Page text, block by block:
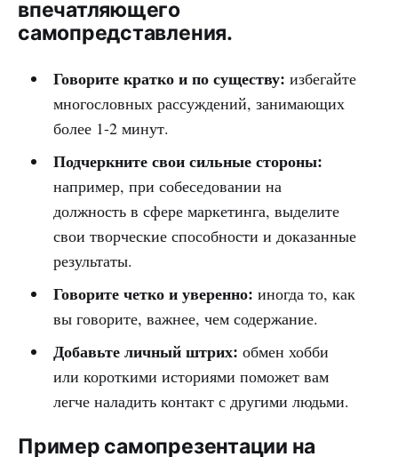
впечатляющего
самопредставления.
Говорите кратко и по существу: избегайте
многословных рассуждений, занимающих
более 1-2 минут.
Подчеркните свои сильные стороны:
например, при собеседовании на
должность в сфере маркетинга, выделите
свои творческие способности и доказанные
результаты.
Говорите четко и уверенно: иногда то, как
вы говорите, важнее, чем содержание.
Добавьте личный штрих: обмен хобби
или короткими историями поможет вам
легче наладить контакт с другими людьми.
Пример самопрезентации на